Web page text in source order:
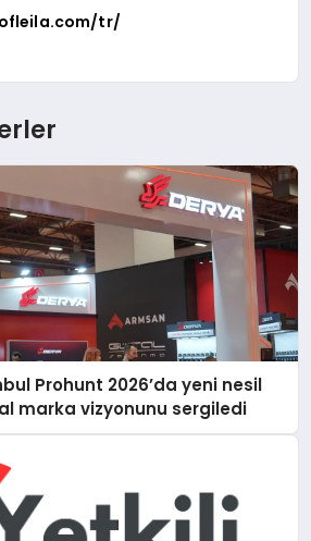
tr/
Prohunt 2026’da yeni nesil
marka vizyonunu sergiledi